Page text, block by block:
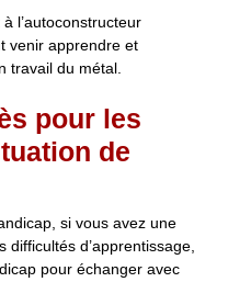
l’autoconstructeur
venir apprendre et
travail du métal.
pour les
de
si vous avez une
difficultés d’apprentissage,
pour échanger avec